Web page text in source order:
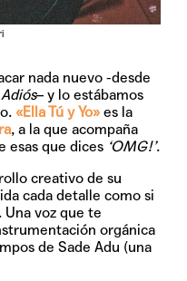
nada nuevo -desde
Adiós– y lo estábamos
«Ella Tú y Yo» es la
, a la que acompaña
esas que dices ‘OMG!’.
creativo de su
cada detalle como si
voz que te
orgánica
de Sade Adu (una